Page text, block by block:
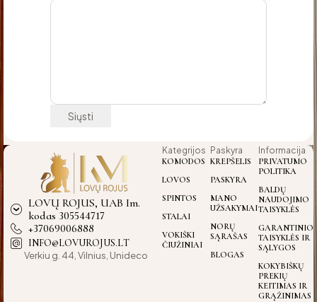
Kategrijos
KOMODOS
LOVOS
SPINTOS
STALAI
VOKIŠKI
ČIUŽINIAI
Paskyra
KREPŠELIS
PASKYRA
MANO
UŽSAKYMAI
NORŲ
SĄRAŠAS
BLOGAS
Informacija
PRIVATUMO
POLITIKA
BALDŲ
NAUDOJIMO
TAISYKLĖS
GARANTINIO
TAISYKLĖS IR
SĄLYGOS
KOKYBIŠKŲ
PREKIŲ
KEITIMAS IR
GRĄŽINIMAS
LOVŲ ROJUS, UAB Im.
kodas 305544717
+37069006888
INFO@LOVUROJUS.LT
Verkiu g. 44, Vilnius, Unideco